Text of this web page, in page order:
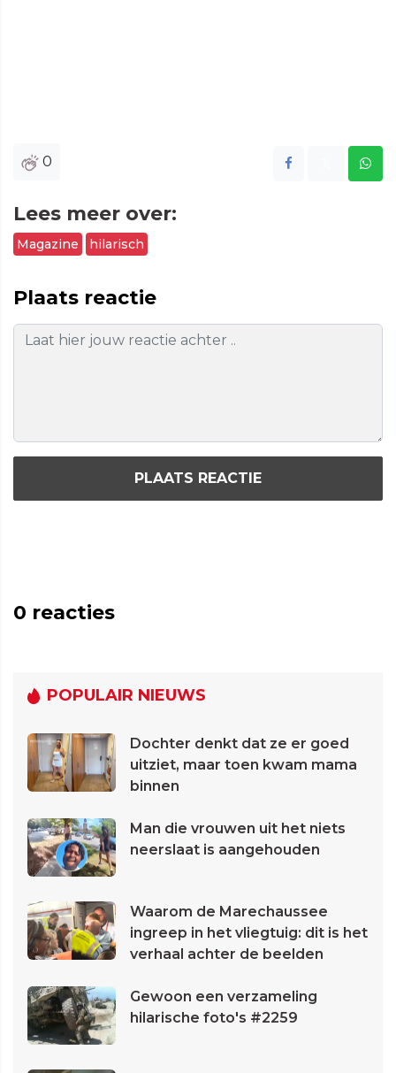
0
Lees meer over:
Magazine hilarisch
Plaats reactie
PLAATS REACTIE
0 reacties
POPULAIR NIEUWS
Dochter denkt dat ze er goed
uitziet, maar toen kwam mama
binnen
Man die vrouwen uit het niets
neerslaat is aangehouden
Waarom de Marechaussee
ingreep in het vliegtuig: dit is het
verhaal achter de beelden
Gewoon een verzameling
hilarische foto's #2259